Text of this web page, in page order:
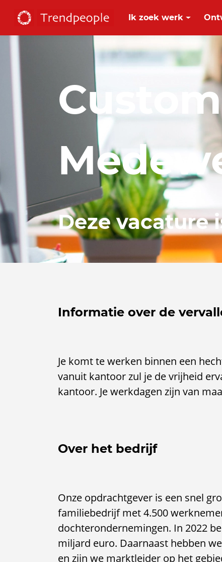
Ik zoek werk
Deze vacature
Informatie over de
Je komt te werken binnen een
vanuit kantoor zul je de vrijheid
kantoor. Je werkdagen zijn van
Over het bedrijf
Onze opdrachtgever is een snel
familiebedrijf met 4.500
dochterondernemingen. In 2022
miljard euro. Daarnaast hebben
en zijn we marktleider op het